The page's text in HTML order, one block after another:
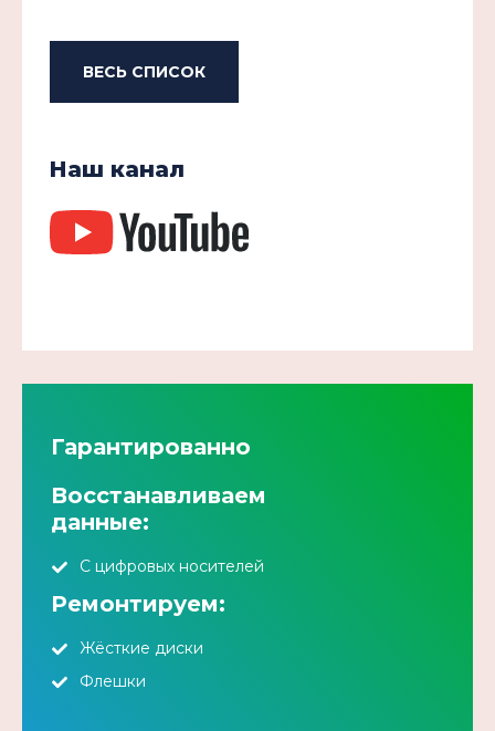
ВЕСЬ СПИСОК
Наш канал
Гарантированно
Восстанавливаем
данные:
С цифровых носителей
Ремонтируем:
Жёсткие диски
Флешки